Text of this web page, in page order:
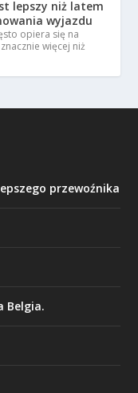
lepszy niż latem
wyjazdu
opiera się na
więcej niż
przewoźnika
Belgia.